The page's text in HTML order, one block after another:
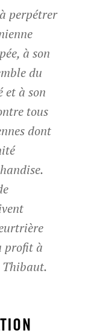
perpétrer
à son
du
et à son
tous
dont
profit à
Thibaut.